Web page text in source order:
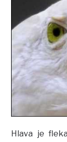
Hlava je